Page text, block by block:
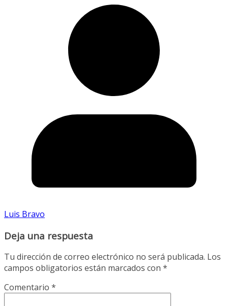
Luis Bravo
Deja una respuesta
Tu dirección de correo electrónico no será publicada. Los
campos obligatorios están marcados con *
Comentario *